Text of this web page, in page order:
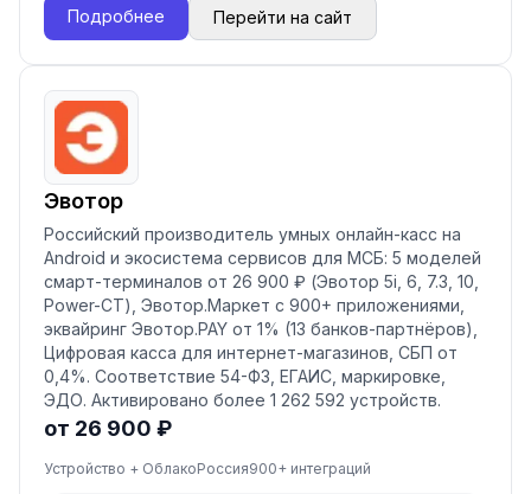
Подробнее Перейти на сайт
Эвотор
Российский производитель умных онлайн-касс на
Android и экосистема сервисов для МСБ: 5 моделей
смарт-терминалов от 26 900 ₽ (Эвотор 5i, 6, 7.3, 10,
Power-СТ), Эвотор.Маркет с 900+ приложениями,
эквайринг Эвотор.PAY от 1% (13 банков-партнёров),
Цифровая касса для интернет-магазинов, СБП от
0,4%. Соответствие 54-ФЗ, ЕГАИС, маркировке,
ЭДО. Активировано более 1 262 592 устройств.
от 26 900 ₽
Устройство + ОблакоРоссия900+ интеграций